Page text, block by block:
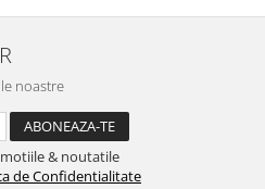
noastre
& noutatile
de Confidentialitate